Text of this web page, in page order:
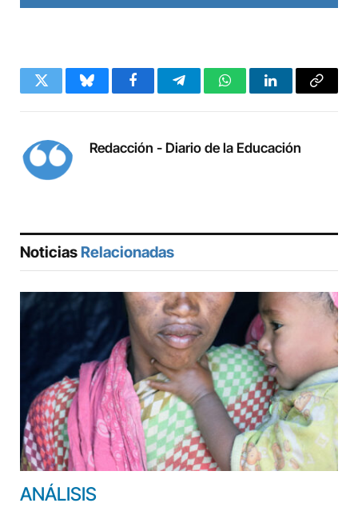
Twitter BlueskyFacebookTelegramWhatsAppLinkedInCopy
Redacción - Diario de la Educación
Noticias Relacionadas
ANÁLISIS